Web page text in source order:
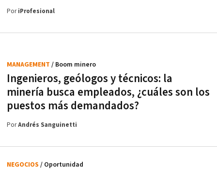
PoriProfesional
Ingenieros, geólogos y técnicos: la
minería busca empleados, ¿cuáles son los
puestos más demandados?
MANAGEMENT / Boom minero
PorAndrés Sanguinetti
NEGOCIOS / Oportunidad